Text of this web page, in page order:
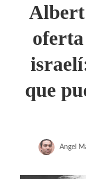
que
Angel